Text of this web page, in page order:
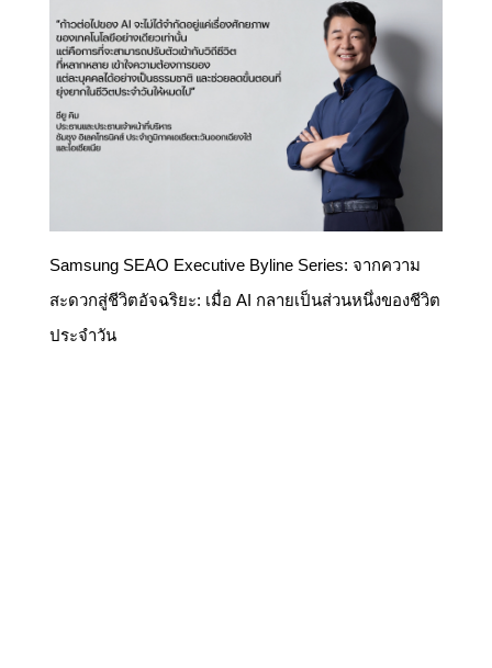
Samsung SEAO Executive Byline Series: จากความ
สะดวกสู่ชีวิตอัจฉริยะ: เมื่อ AI กลายเป็นส่วนหนึ่งของชีวิต
ประจำวัน